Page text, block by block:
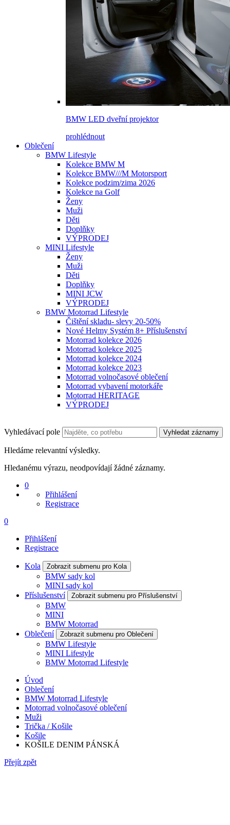
BMW LED dveřní projektor
prohlédnout
Oblečení
BMW Lifestyle
Kolekce BMW M
Kolekce BMW///M Motorsport
Kolekce podzim/zima 2026
Kolekce na Golf
Ženy
Muži
Děti
Doplňky
VÝPRODEJ
MINI Lifestyle
Ženy
Muži
Děti
Doplňky
MINI JCW
VÝPRODEJ
BMW Motorrad Lifestyle
Čištění skladu- slevy 20-50%
Nové Helmy Systém 8+ Příslušenství
Motorrad kolekce 2026
Motorrad kolekce 2025
Motorrad kolekce 2024
Motorrad kolekce 2023
Motorrad volnočasové oblečení
Motorrad vybavení motorkáře
Motorrad HERITAGE
VÝPRODEJ
Vyhledávací pole Vyhledat záznamy
Hledáme relevantní výsledky.
Hledanému výrazu, neodpovídají žádné záznamy.
0
Přihlášení
Registrace
0
Přihlášení
Registrace
Kola Zobrazit submenu pro Kola
BMW sady kol
MINI sady kol
Příslušenství
Zobrazit submenu pro Příslušenství
BMW
MINI
BMW Motorrad
Oblečení
Zobrazit submenu pro Oblečení
BMW Lifestyle
MINI Lifestyle
BMW Motorrad Lifestyle
Úvod
Oblečení
BMW Motorrad Lifestyle
Motorrad volnočasové oblečení
Muži
Trička / Košile
Košile
KOŠILE DENIM PÁNSKÁ
Přejít zpět